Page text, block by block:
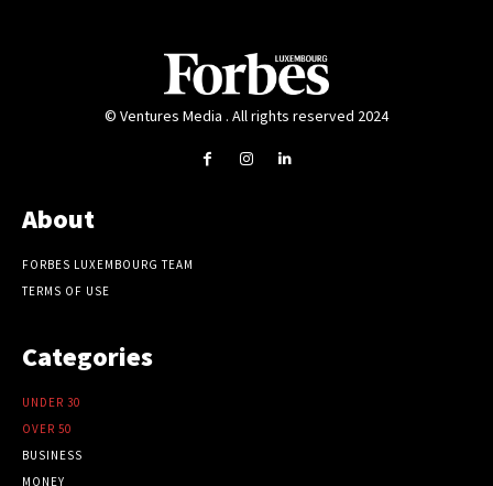
© Ventures Media . All rights reserved 2024
About
FORBES LUXEMBOURG TEAM
TERMS OF USE
Categories
UNDER 30
OVER 50
BUSINESS
MONEY